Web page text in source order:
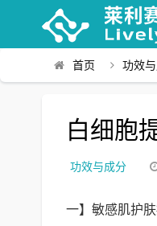
首页 功效
白细胞
功效与成分
一】敏感肌护